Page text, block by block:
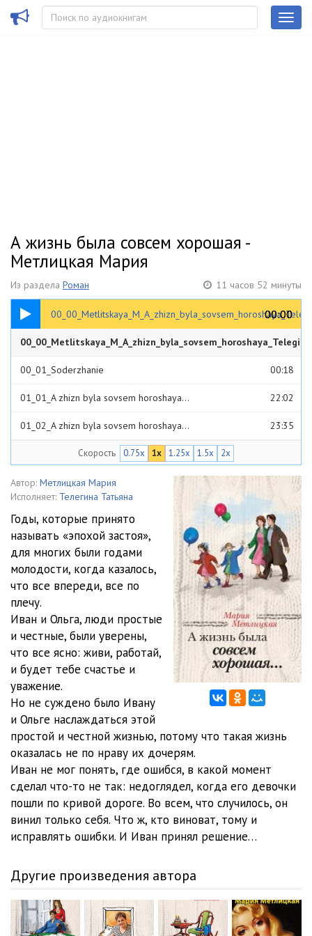
А жизнь была совсем хорошая -
Метлицкая Мария
Из раздела Роман 11 часов 52 минуты
00:00
00:00
00:31
00:31
00_01_Soderzhanie 00:18
01_01_A zhizn byla sovsem horoshaya… 22:02
01_02_A zhizn byla sovsem horoshaya… 23:35
01_03_A zhizn byla sovsem horoshaya…
01_04_A zhizn byla sovsem horoshaya… 25:32
24:26
02_01_Tri topolya v Novyh Cheremushkah 29:45
02_02_Tri topolya v Novyh Cheremushkah 26:25
02_03_Tri topolya v Novyh Cheremushkah 28:31
02_04_Tri topolya v Novyh Cheremushkah 26:36
03_01_Fotograf 24:39
03_02_Fotograf 26:07
04_01_Marina, Andrey
04_02_01_Andrey 20:38
04_02_02_Andrey
04_03_Marina 15:48
04_04_Andrey
04_05_01_Marina
04_05_02_Marina
04_06_Andrey 14:45
04_07_01_Marina 22:53
Скорость 0.75x 1x 1.25x 1.5x 2x
Автор: Метлицкая Мария
Исполняет: Телегина Татьяна
Годы, которые принято
называть «эпохой застоя»,
для многих были годами
молодости, когда казалось,
что все впереди, все по
плечу.
Иван и Ольга, люди простые
и честные, были уверены,
что все ясно: живи, работай,
и будет тебе счастье и
уважение.
Но не суждено было Ивану
и Ольге наслаждаться этой
простой и честной жизнью, потому что такая жизнь
оказалась не по нраву их дочерям.
Иван не мог понять, где ошибся, в какой момент
сделал что-то не так: недоглядел, когда его девочки
пошли по кривой дороге. Во всем, что случилось, он
винил только себя. Что ж, кто виноват, тому и
исправлять ошибки. И Иван принял решение…
Другие произведения автора